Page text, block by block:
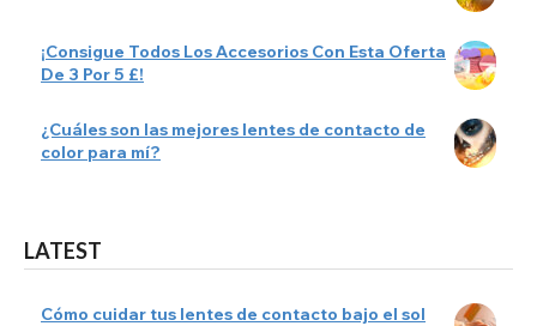
¡Consigue Todos Los Accesorios Con Esta Oferta
De 3 Por 5 £!
¿Cuáles son las mejores lentes de contacto de
color para mí?
LATEST
Cómo cuidar tus lentes de contacto bajo el sol